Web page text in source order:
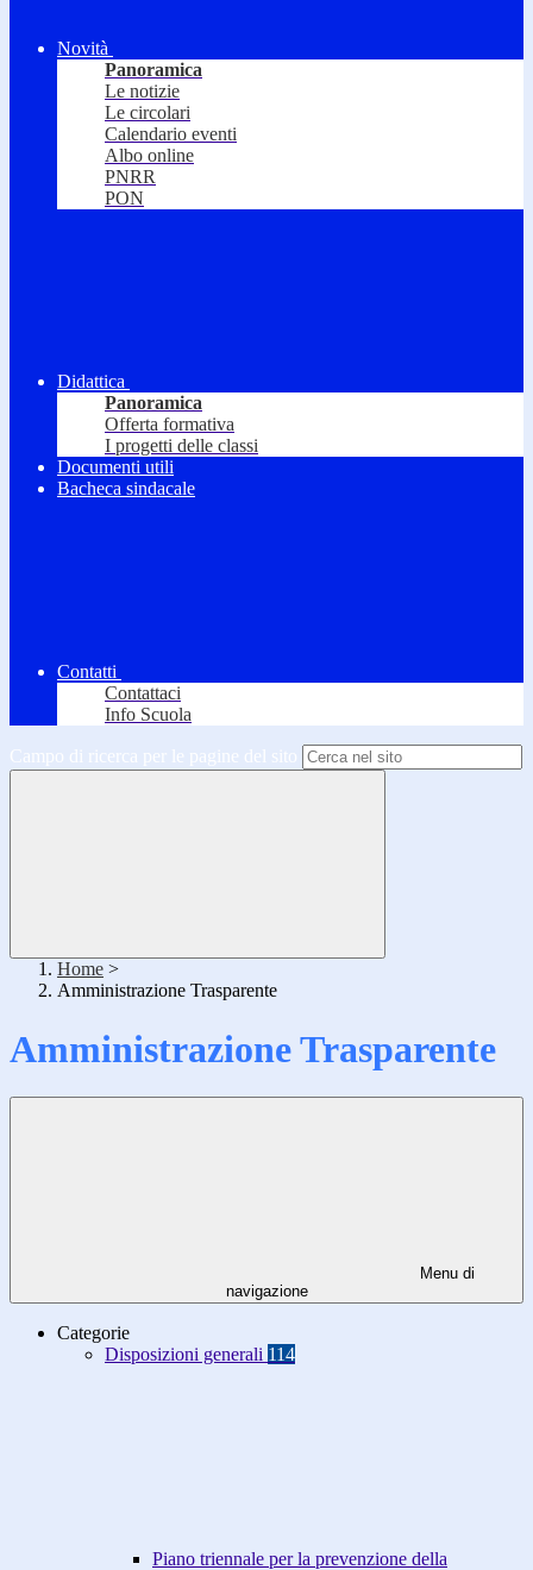
Novità
Panoramica
Le notizie
Le circolari
Calendario eventi
Albo online
PNRR
PON
Didattica
Panoramica
Offerta formativa
I progetti delle classi
Documenti utili
Bacheca sindacale
Contatti
Contattaci
Info Scuola
Campo di ricerca per le pagine del sito
Home >
Amministrazione Trasparente
Amministrazione Trasparente
Menu di
navigazione
Categorie
Disposizioni generali 114
Piano triennale per la prevenzione della